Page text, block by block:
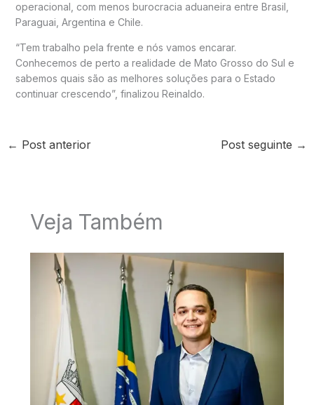
operacional, com menos burocracia aduaneira entre Brasil,
Paraguai, Argentina e Chile.
“Tem trabalho pela frente e nós vamos encarar.
Conhecemos de perto a realidade de Mato Grosso do Sul e
sabemos quais são as melhores soluções para o Estado
continuar crescendo”, finalizou Reinaldo.
← Post anterior Post seguinte →
Veja Também